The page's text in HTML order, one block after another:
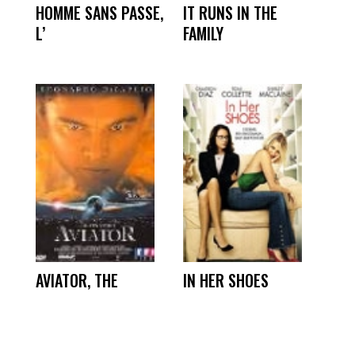
HOMME SANS PASSE,
L’
IT RUNS IN THE
FAMILY
AVIATOR, THE IN HER SHOES